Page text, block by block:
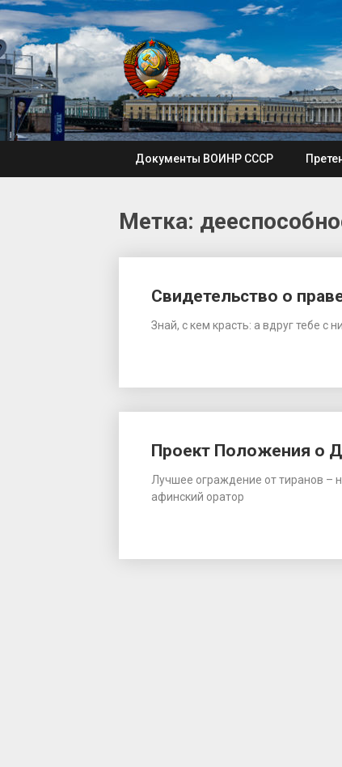
Skip
to
content
Документы ВОИНР СССР
Метка:
Свидетельство о
Знай, с кем красть: а вдруг тебе с
Проект Положения о
Лучшее ограждение от тиранов –
афинский оратор